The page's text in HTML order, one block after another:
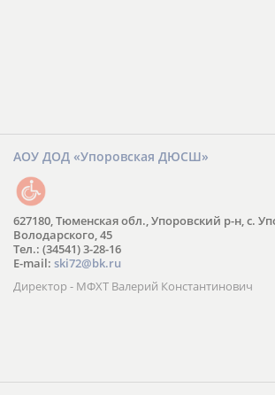
АОУ ДОД «Упоровская ДЮСШ»
627180, Тюменская обл., Упоровский р-н, с.
Володарского, 45
Тел.: (34541) 3-28-16
E-mail: ski72@bk.ru
Директор - МФХТ Валерий Константинович